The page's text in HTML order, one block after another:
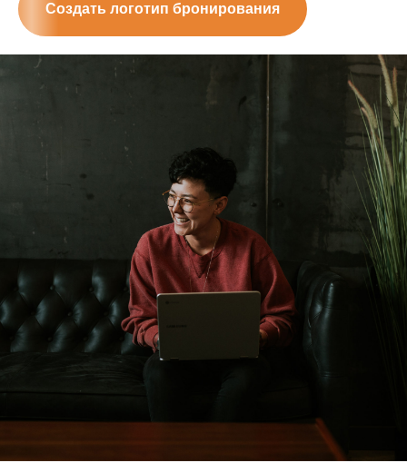
Создать логотип бронирования